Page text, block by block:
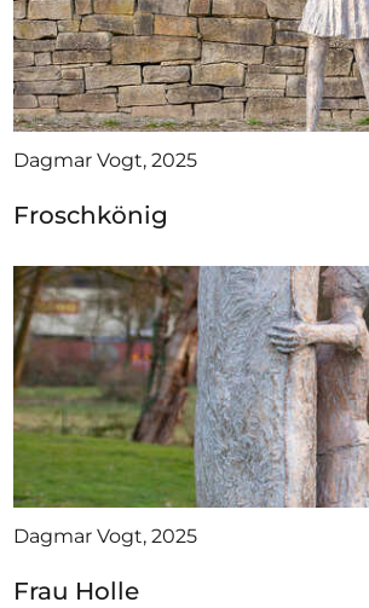
Dagmar Vogt, 2025
Froschkönig
Dagmar Vogt, 2025
Frau Holle